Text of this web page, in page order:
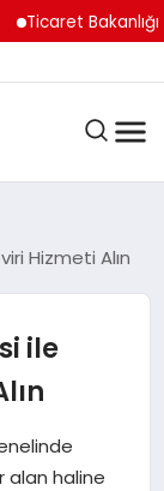
Bakanlığı E
Hizmeti Alın
ile
alan haline